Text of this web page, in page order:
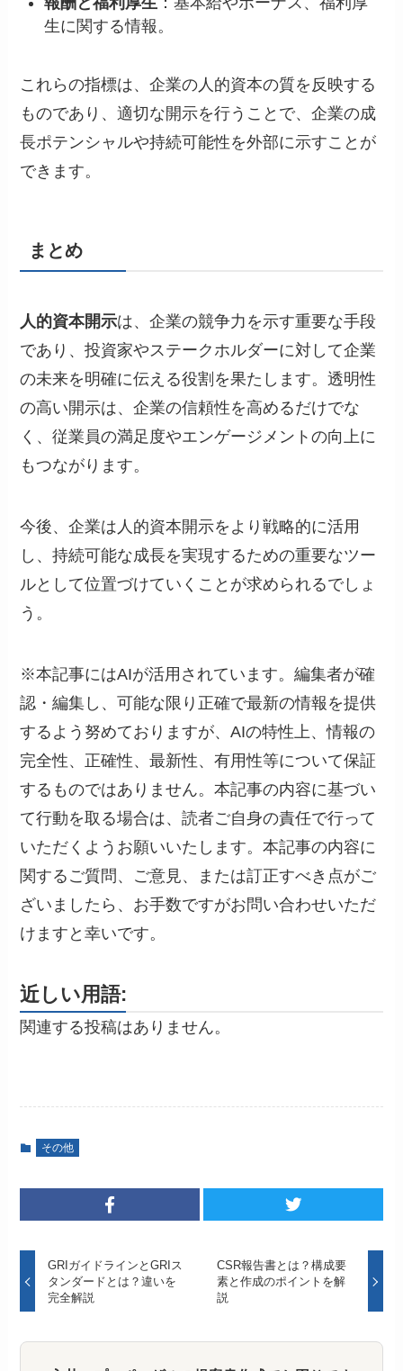
生に関する情報。
これらの指標は、企業の人的資本の質を反映する
ものであり、適切な開示を行うことで、企業の成
長ポテンシャルや持続可能性を外部に示すことが
できます。
まとめ
人的資本開示は、企業の競争力を示す重要な手段
であり、投資家やステークホルダーに対して企業
の未来を明確に伝える役割を果たします。透明性
の高い開示は、企業の信頼性を高めるだけでな
く、従業員の満足度やエンゲージメントの向上に
もつながります。
今後、企業は人的資本開示をより戦略的に活用
し、持続可能な成長を実現するための重要なツー
ルとして位置づけていくことが求められるでしょ
う。
※本記事にはAIが活用されています。編集者が確
認・編集し、可能な限り正確で最新の情報を提供
するよう努めておりますが、AIの特性上、情報の
完全性、正確性、最新性、有用性等について保証
するものではありません。本記事の内容に基づい
て行動を取る場合は、読者ご自身の責任で行って
いただくようお願いいたします。本記事の内容に
関するご質問、ご意見、または訂正すべき点がご
ざいましたら、お手数ですがお問い合わせいただ
けますと幸いです。
近しい用語:
関連する投稿はありません。
その他
GRIガイドラインとGRIス
タンダードとは？違いを
完全解説
CSR報告書とは？構成要
素と作成のポイントを解
説